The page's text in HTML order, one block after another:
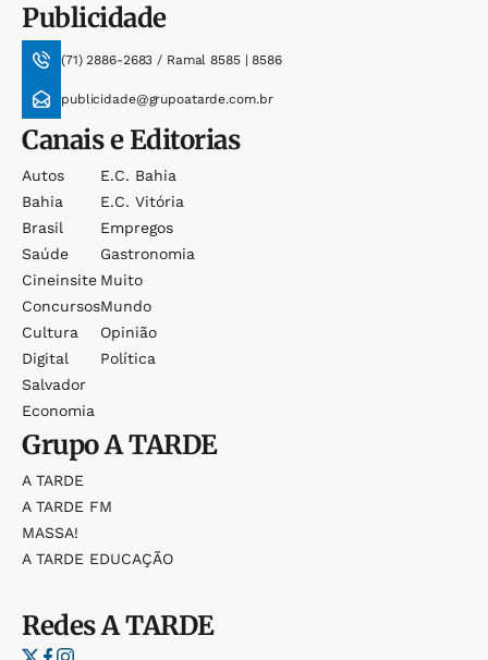
Publicidade
(71) 2886-2683 / Ramal 8585 | 8586
publicidade@grupoatarde.com.br
Canais e Editorias
Autos
Bahia
Brasil
Saúde
Cineinsite
Concursos
Cultura
Digital
Salvador
Economia
E.c. Bahia
E.c. Vitória
Empregos
Gastronomia
Muito
Mundo
Opinião
Política
GrupoA TARDE
A TARDE
A TARDE FM
MASSA!
A TARDE EDUCAÇÃO
RedesA TARDE